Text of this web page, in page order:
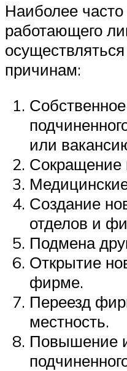
Наиболее
работающего
причинам:
или
Сокращение
Создание
отделов и
Подмена
Открытие
фирме.
Переезд
местность.
Повышение